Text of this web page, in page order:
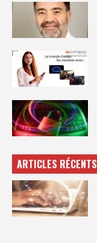
ARTICLES RÉCENTS